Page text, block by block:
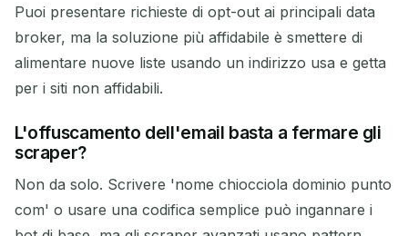
Puoi presentare richieste di opt-out ai principali data
broker, ma la soluzione più affidabile è smettere di
alimentare nuove liste usando un indirizzo usa e getta
per i siti non affidabili.
L'offuscamento dell'email basta a fermare gli
scraper?
Non da solo. Scrivere 'nome chiocciola dominio punto
com' o usare una codifica semplice può ingannare i